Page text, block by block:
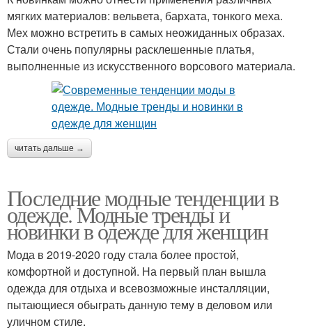
мягких материалов: вельвета, бархата, тонкого меха.
Мех можно встретить в самых неожиданных образах.
Стали очень популярны расклешенные платья,
выполненные из искусственного ворсового материала.
читать дальше →
Последние модные тенденции в
одежде. Модные тренды и
новинки в одежде для женщин
Мода в 2019-2020 году стала более простой,
комфортной и доступной. На первый план вышла
одежда для отдыха и всевозможные инсталляции,
пытающиеся обыграть данную тему в деловом или
уличном стиле.